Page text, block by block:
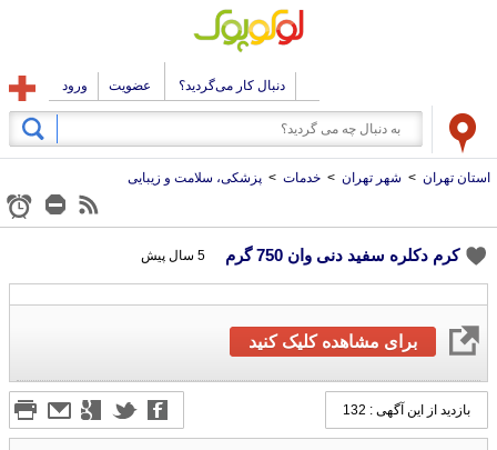
دنبال کار می‌گردید؟ عضویت ورود
استان تهران > شهر تهران > خدمات > پزشکی، سلامت و زیبایی
کرم دکلره سفید دنی وان 750 گرم 5 سال پیش
برای مشاهده کلیک کنید
بازدید از این آگهی : 132